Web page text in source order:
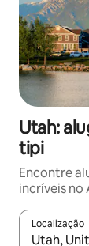
Utah:
tipi
Encontre
incríveis no
Localização
Quando